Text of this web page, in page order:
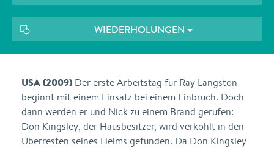
WIEDERHOLUNGEN
USA (2009) Der erste Arbeitstag für Ray Langston
beginnt mit einem Einsatz bei einem Einbruch. Doch
dann werden er und Nick zu einem Brand gerufen:
Don Kingsley, der Hausbesitzer, wird verkohlt in den
Überresten seines Heims gefunden. Da Don Kingsley